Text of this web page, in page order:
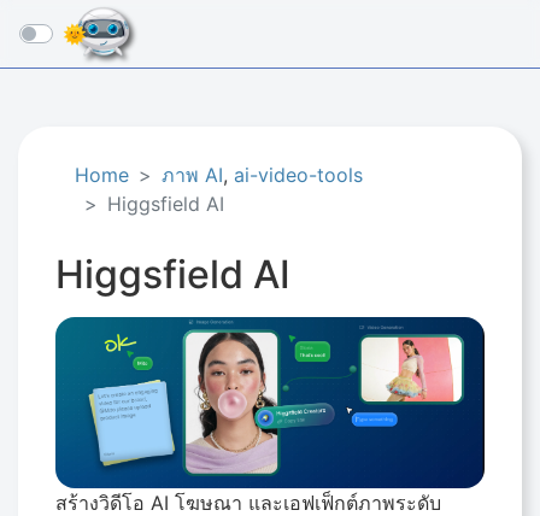
☰
Home ภาพ AI, ai-video-tools
Higgsfield AI
Higgsfield AI
สร้างวิดีโอ AI โฆษณา และเอฟเฟ็กต์ภาพระดับ